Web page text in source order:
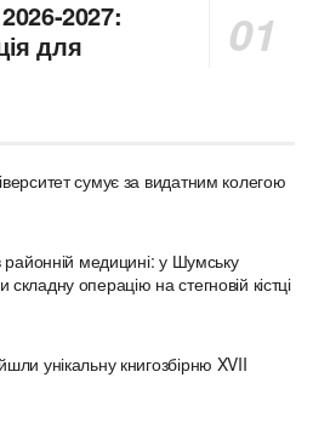
2027:
для
сумує за видатним колегою
районній медицині: у Шумську
операцію на стегновій кістці
унікальну книгозбірню XVII